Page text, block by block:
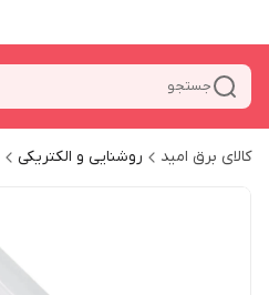
جستجو
کالای برق امید روشنایی و الکتریکی